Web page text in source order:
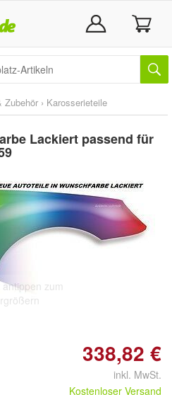
Zubehör › Karosserieteile
Lackiert passend für
zum
338,82 €
inkl. MwSt.
Kostenloser Versand